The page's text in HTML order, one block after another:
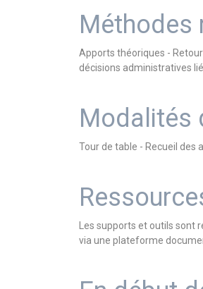
Méthodes
Apports théoriques -
décisions administratives
Modalités
Tour de table - Recueil des
Les supports et outils sont
via une plateforme